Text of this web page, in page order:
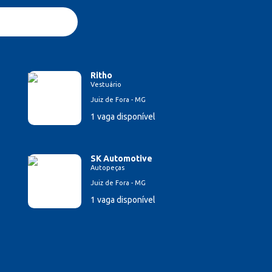
Ritho
Vestuário
Juiz de Fora - MG
1 vaga disponível
SK Automotive
Autopeças
Juiz de Fora - MG
1 vaga disponível